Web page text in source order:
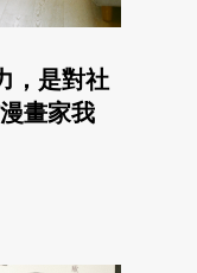
，是對社
畫家我